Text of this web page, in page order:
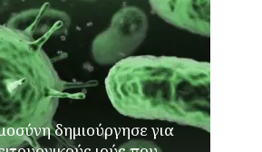
δημιούργησε για